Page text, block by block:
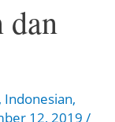
, Indonesian,
12, 2019/